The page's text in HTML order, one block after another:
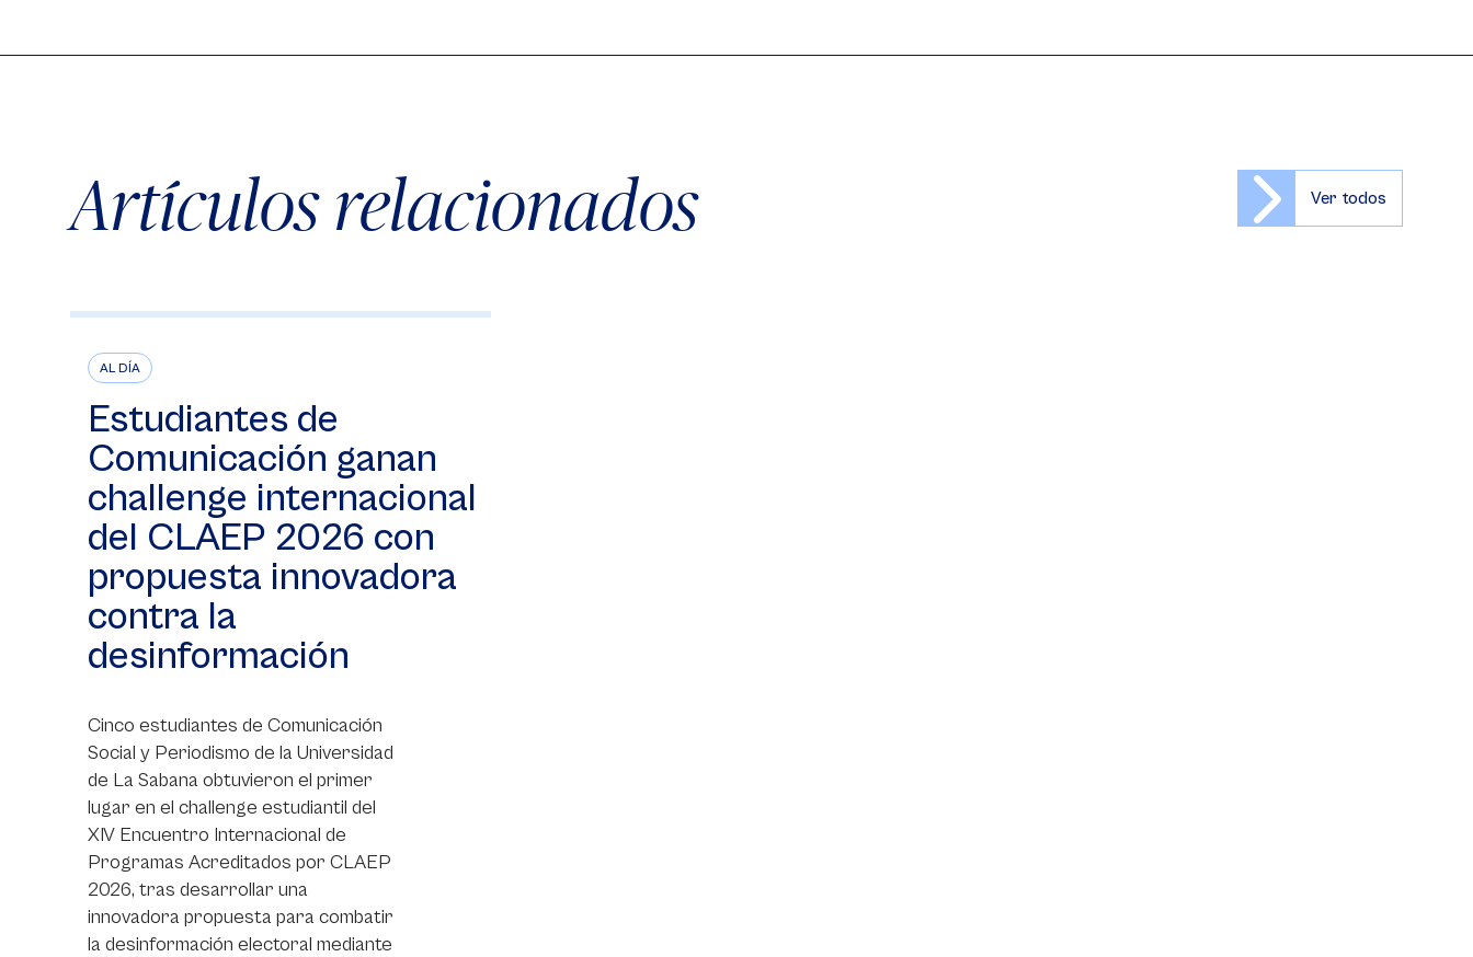
Artículos relacionados Ver todos
AL DÍA
Estudiantes de
Comunicación ganan
challenge internacional
del CLAEP 2026 con
propuesta innovadora
contra la
desinformación
Cinco estudiantes de Comunicación
Social y Periodismo de la Universidad
de La Sabana obtuvieron el primer
lugar en el challenge estudiantil del
XIV Encuentro Internacional de
Programas Acreditados por CLAEP
2026, tras desarrollar una
innovadora propuesta para combatir
la desinformación electoral mediante